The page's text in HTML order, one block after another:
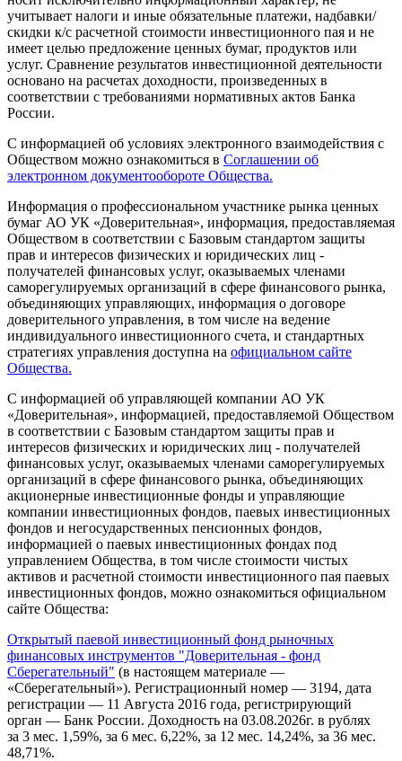
учитывает налоги и иные обязательные платежи, надбавки/
скидки к/с расчетной стоимости инвестиционного пая и не
имеет целью предложение ценных бумаг, продуктов или
услуг. Сравнение результатов инвестиционной деятельности
основано на расчетах доходности, произведенных в
соответствии с требованиями нормативных актов Банка
России.
С информацией об условиях электронного взаимодействия с
Обществом можно ознакомиться в Соглашении об
электронном документообороте Общества.
Информация о профессиональном участнике рынка ценных
бумаг АО УК «Доверительная», информация, предоставляемая
Обществом в соответствии с Базовым стандартом защиты
прав и интересов физических и юридических лиц -
получателей финансовых услуг, оказываемых членами
саморегулируемых организаций в сфере финансового рынка,
объединяющих управляющих, информация о договоре
доверительного управления, в том числе на ведение
индивидуального инвестиционного счета, и стандартных
стратегиях управления доступна на официальном сайте
Общества.
С информацией об управляющей компании АО УК
«Доверительная», информацией, предоставляемой Обществом
в соответствии с Базовым стандартом защиты прав и
интересов физических и юридических лиц - получателей
финансовых услуг, оказываемых членами саморегулируемых
организаций в сфере финансового рынка, объединяющих
акционерные инвестиционные фонды и управляющие
компании инвестиционных фондов, паевых инвестиционных
фондов и негосударственных пенсионных фондов,
информацией о паевых инвестиционных фондах под
управлением Общества, в том числе стоимости чистых
активов и расчетной стоимости инвестиционного пая паевых
инвестиционных фондов, можно ознакомиться официальном
сайте Общества:
Открытый паевой инвестиционный фонд рыночных
финансовых инструментов "Доверительная - фонд
Сберегательный" (в настоящем материале —
«Сберегательный»). Регистрационный номер — 3194, дата
регистрации — 11 Августа 2016 года, регистрирующий
орган — Банк России. Доходность на 03.08.2026г. в рублях
за 3 мес. 1,59%, за 6 мес. 6,22%, за 12 мес. 14,24%, за 36 мес.
48,71%.